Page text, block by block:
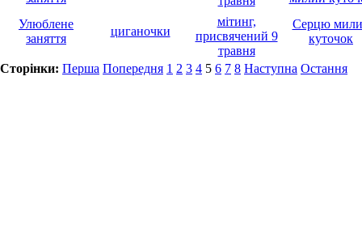
Улюблене
заняття
циганочки
мітинг,
присвячений 9
травня
Серцю
куточок
Сторінки: Перша Попередня 1 2 3 4 5 6 7 8 Наступна Остання